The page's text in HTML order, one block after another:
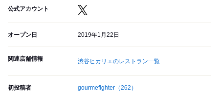
公式アカウント
オープン日 2019年1月22日
関連店舗情報 渋谷ヒカリエのレストラン一覧
初投稿者 gourmefighter （262）